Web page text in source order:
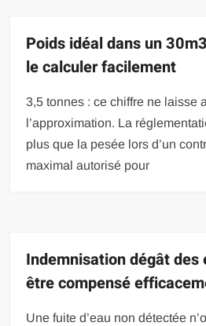
Poids idéal dans un
le calculer facilement
3,5 tonnes : ce chiffre ne laisse
l’approximation. La
plus que la pesée lors d’un
maximal autorisé pour
Indemnisation dégât des
être compensé
Une fuite d’eau non détectée